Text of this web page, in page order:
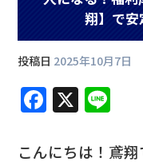
翔】で安
投稿日 2025年10月7日
F
a
c
X
e
こんにちは！鳶